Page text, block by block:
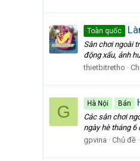
Toàn quốc
Sân chơi ngoài
động xấu, ảnh
thietbitretho
G Hà Nội Bán
Các sân chơi
ngày hè tháng 6
gpvina
Chủ đề